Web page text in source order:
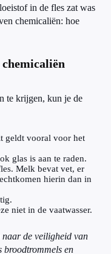
in de fles zat was
chemicaliën: hoe
te krijgen, kun je de
geldt vooral voor het
glas is aan te raden.
Melk bevat vet, er
hierin dan in
niet in de vaatwasser.
naar de veiligheid van
broodtrommels en